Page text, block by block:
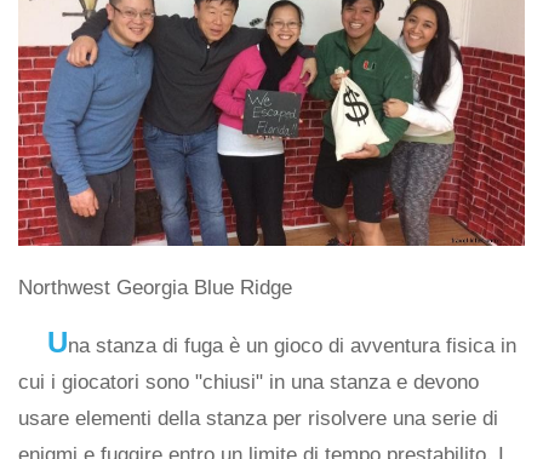
Northwest Georgia Blue Ridge
Una stanza di fuga è un gioco di avventura fisica in
cui i giocatori sono "chiusi" in una stanza e devono
usare elementi della stanza per risolvere una serie di
enigmi e fuggire entro un limite di tempo prestabilito. I